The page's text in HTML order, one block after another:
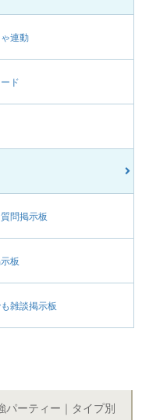
連動
ド
問掲示板
板
雑談掲示板
パーティー｜タイプ別